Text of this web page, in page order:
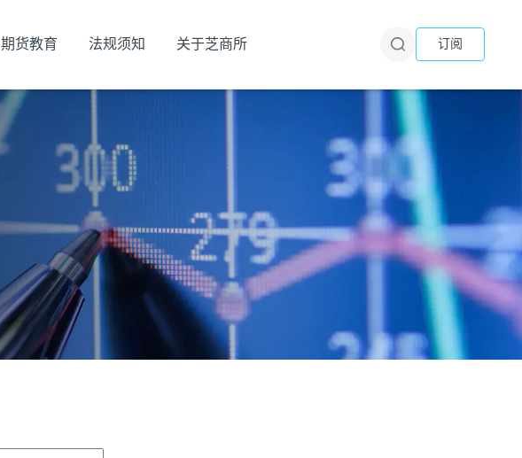
期货教育 法规须知 关于芝商所 订阅